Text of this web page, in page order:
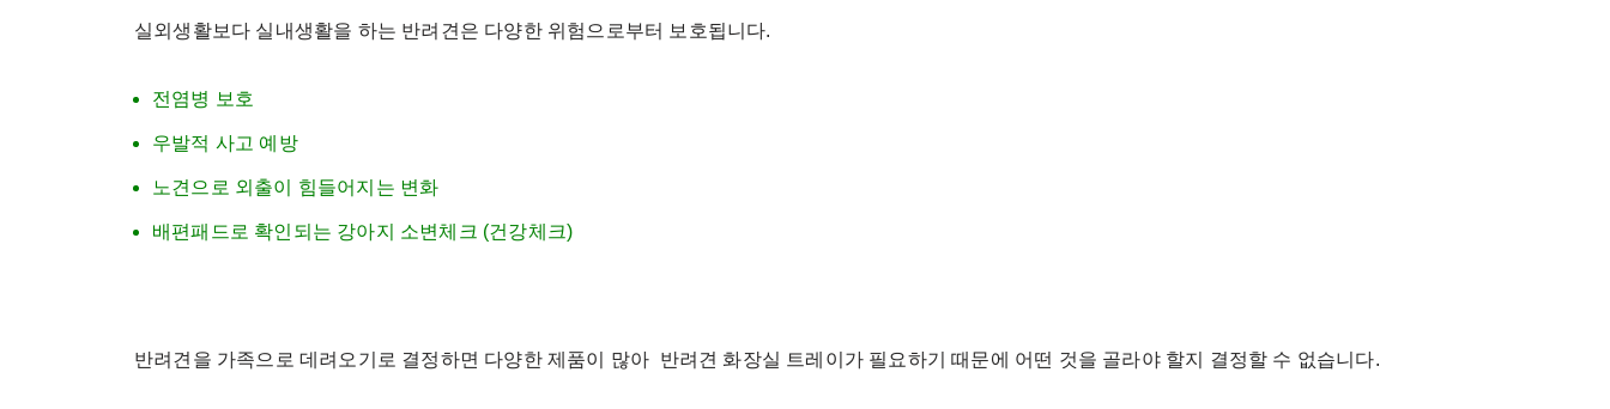
실외생활보다 실내생활을 하는 반려견은 다양한 위험으로부터 보호됩니다.
전염병 보호
우발적 사고 예방
노견으로 외출이 힘들어지는 변화
배편패드로 확인되는 강아지 소변체크 (건강체크)
반려견을 가족으로 데려오기로 결정하면 다양한 제품이 많아 반려견 화장실 트레이가 필요하기 때문에 어떤 것을 골라야 할지 결정할 수 없습니다.